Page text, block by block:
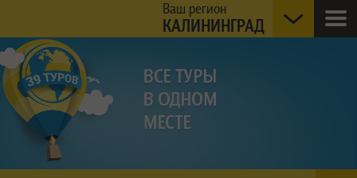
Ваш регион
КАЛИНИНГРАД